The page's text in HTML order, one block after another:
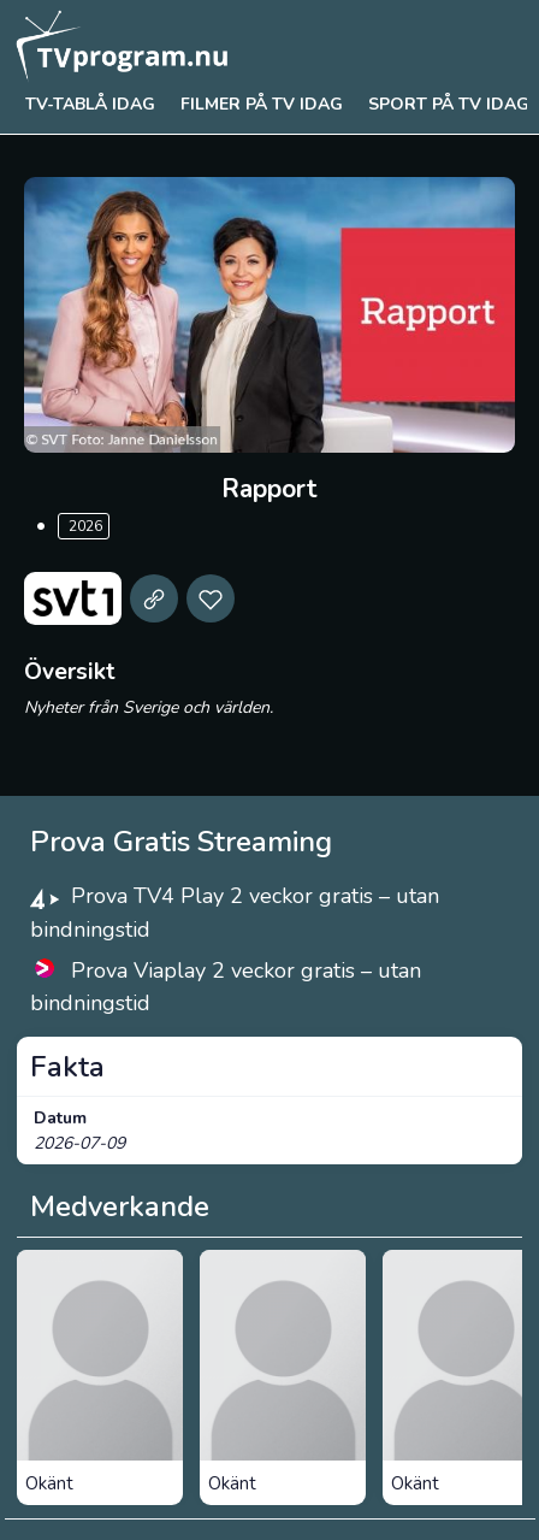
TV-TABLÅ IDAG FILMER PÅ TV IDAG SPORT PÅ TV IDAG
Rapport
2026
Översikt
Nyheter från Sverige och världen.
Prova Gratis Streaming
Prova TV4 Play 2 veckor gratis – utan
bindningstid
Prova Viaplay 2 veckor gratis – utan
bindningstid
Medverkande
Okänt Okänt Okänt
Fakta
Datum
2026-07-09